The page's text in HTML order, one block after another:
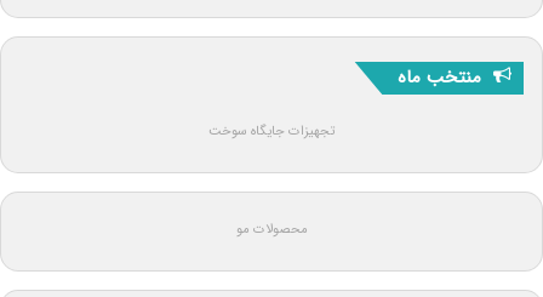
منتخب ماه
تجهیزات جایگاه سوخت
محصولات مو